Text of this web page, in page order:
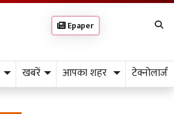
Epaper
खबरें आपका शहर टेक्नोलाजी